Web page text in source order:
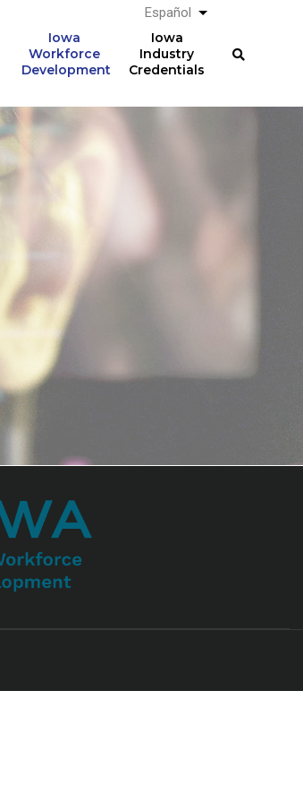
Iowa
Workforce
Development
Iowa
Industry
Credentials
Español List additional